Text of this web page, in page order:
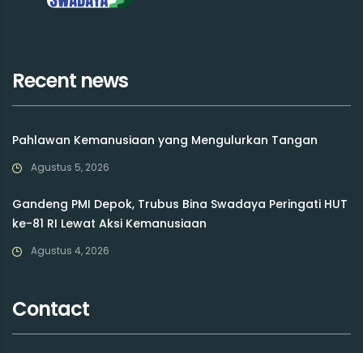
Recent news
Pahlawan Kemanusiaan yang Mengulurkan Tangan
Agustus 5, 2026
Gandeng PMI Depok, Trubus Bina Swadaya Peringati HUT
ke-81 RI Lewat Aksi Kemanusiaan
Agustus 4, 2026
Contact